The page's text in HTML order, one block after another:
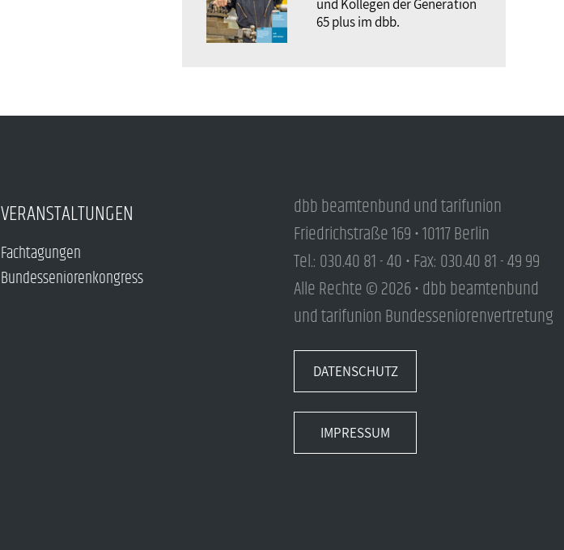
und Kollegen der Generation
65 plus im dbb.
VERANSTALTUNGEN
Fachtagungen
Bundesseniorenkongress
dbb beamtenbund und tarifunion
Friedrichstraße 169 • 10117 Berlin
Tel.: 030.40 81 - 40 • Fax: 030.40 81 - 49 99
Alle Rechte © 2026 • dbb beamtenbund
und tarifunion Bundesseniorenvertretung
DATENSCHUTZ
IMPRESSUM